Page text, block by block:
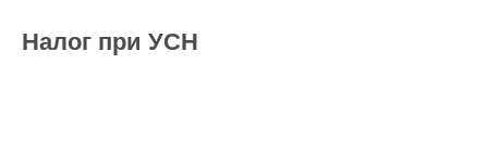
Налог при УСН